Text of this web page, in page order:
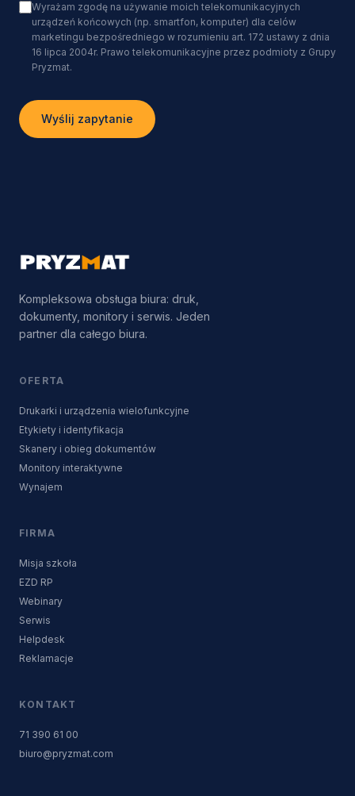
Wyrażam zgodę na używanie moich telekomunikacyjnych
urządzeń końcowych (np. smartfon, komputer) dla celów
marketingu bezpośredniego w rozumieniu art. 172 ustawy z dnia
16 lipca 2004r. Prawo telekomunikacyjne przez podmioty z Grupy
Pryzmat.
Wyślij zapytanie
Kompleksowa obsługa biura: druk,
dokumenty, monitory i serwis. Jeden
partner dla całego biura.
OFERTA
Drukarki i urządzenia wielofunkcyjne
Etykiety i identyfikacja
Skanery i obieg dokumentów
Monitory interaktywne
Wynajem
FIRMA
Misja szkoła
EZD RP
Webinary
Serwis
Helpdesk
Reklamacje
KONTAKT
71 390 61 00
biuro@pryzmat.com